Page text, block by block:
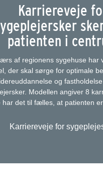
Karriereveje
patienten i
af regionens sygehuse har
der skal sørge for optimale
og
Modellen angiver 8
har det til fælles, at patienten er
Karriereveje for